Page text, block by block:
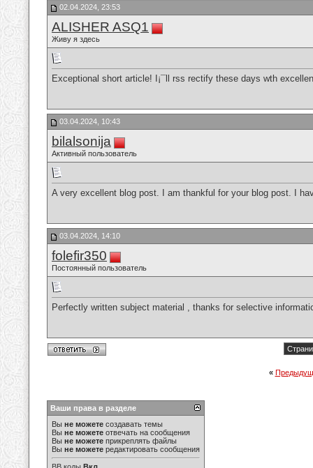
02.04.2024, 23:53
ALISHER ASQ1
Живу я здесь
Exceptional short article! I¡¯ll rss rectify these days wth
03.04.2024, 10:43
bilalsonija
Активный пользователь
A very excellent blog post. I am thankful for your blog post. I
03.04.2024, 14:10
folefir350
Постоянный пользователь
Perfectly written subject material , thanks for selective
«
Ваши права в разделе
Вы не можете создавать темы
Вы не можете отвечать на сообщения
Вы не можете прикреплять файлы
Вы не можете редактировать сообщения